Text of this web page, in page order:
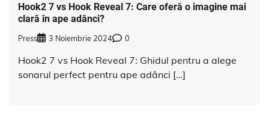
Hook2 7 vs Hook Reveal 7: Care oferă o imagine mai
clară în ape adânci?
Press 3 Noiembrie 2024 0
Hook2 7 vs Hook Reveal 7: Ghidul pentru a alege
sonarul perfect pentru ape adânci […]